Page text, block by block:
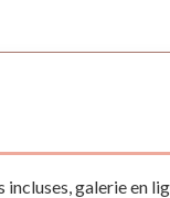
galerie en